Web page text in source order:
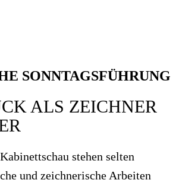
SONNTAGSFÜHRUNG
ALS ZEICHNER
stehen selten
und zeichnerische Arbeiten